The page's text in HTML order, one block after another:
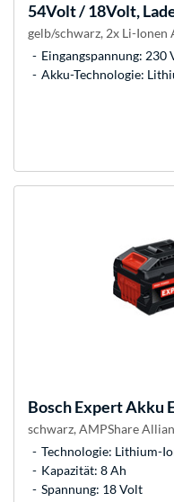
54Volt / 18Volt,
gelb/schwarz, 2x Li-Ionen
Eingangspannung: 230
Akku-Technologie:
BoschExpert Akku
schwarz, AMPShare
Technologie: Lithium-
Kapazität: 8 Ah
Spannung: 18 Volt